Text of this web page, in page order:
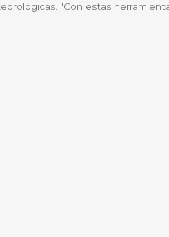
"Con estas